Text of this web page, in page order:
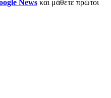
News και μάθετε πρώτοι